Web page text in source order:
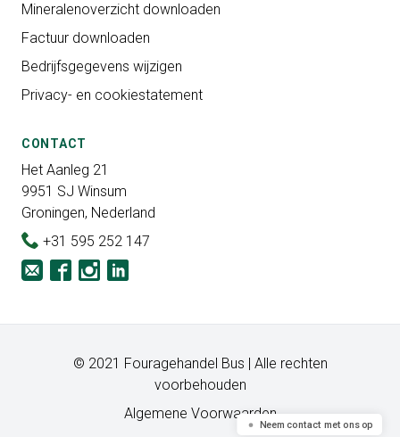
Mineralenoverzicht downloaden
Factuur downloaden
Bedrijfsgegevens wijzigen
Privacy- en cookiestatement
CONTACT
Het Aanleg 21
9951 SJ Winsum
Groningen, Nederland
+31 595 252 147
© 2021 Fouragehandel Bus | Alle rechten
voorbehouden
Algemene Voorwaarden
Neem contact met ons op